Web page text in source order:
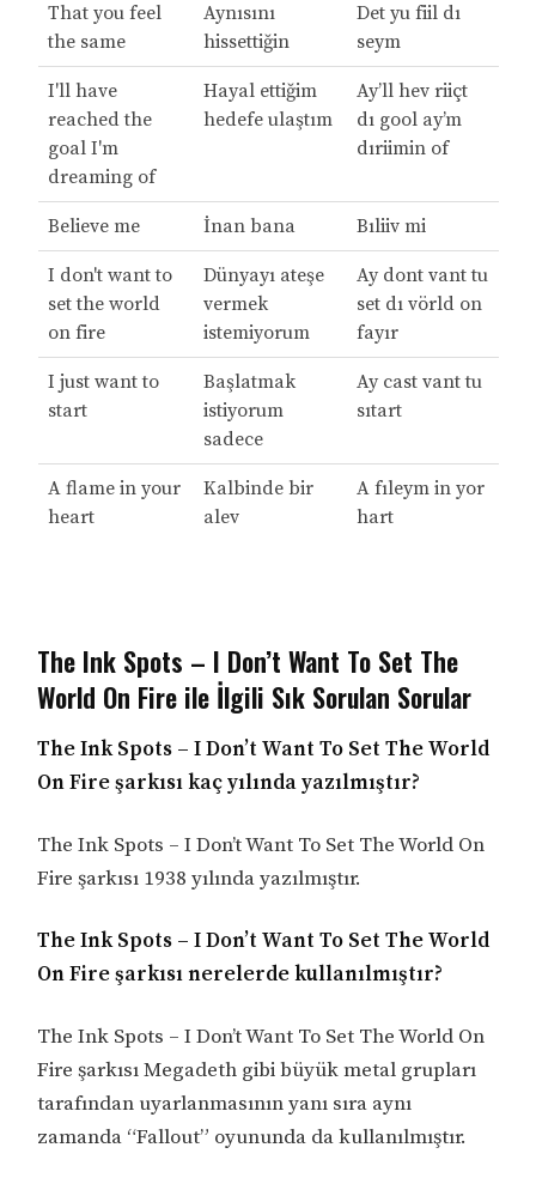
That you feel
the same
Aynısını
hissettiğin
Det yu fiil dı
seym
I'll have
reached the
goal I'm
dreaming of
Hayal ettiğim
hedefe ulaştım
Ay’ll hev riiçt
dı gool ay’m
dıriimin of
Believe me İnan bana Bıliiv mi
I don't want to
set the world
on fire
Dünyayı ateşe
vermek
istemiyorum
Ay dont vant tu
set dı vörld on
fayır
I just want to
start
Başlatmak
istiyorum
sadece
Ay cast vant tu
sıtart
A flame in your
heart
Kalbinde bir
alev
A fıleym in yor
hart
The Ink Spots – I Don’t Want To Set The
World On Fire ile İlgili Sık Sorulan Sorular
The Ink Spots – I Don’t Want To Set The World
On Fire şarkısı kaç yılında yazılmıştır?
The Ink Spots – I Don’t Want To Set The World On
Fire şarkısı 1938 yılında yazılmıştır.
The Ink Spots – I Don’t Want To Set The World
On Fire şarkısı nerelerde kullanılmıştır?
The Ink Spots – I Don’t Want To Set The World On
Fire şarkısı Megadeth gibi büyük metal grupları
tarafından uyarlanmasının yanı sıra aynı
zamanda “Fallout” oyununda da kullanılmıştır.